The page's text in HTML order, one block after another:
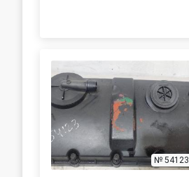
№ 54123